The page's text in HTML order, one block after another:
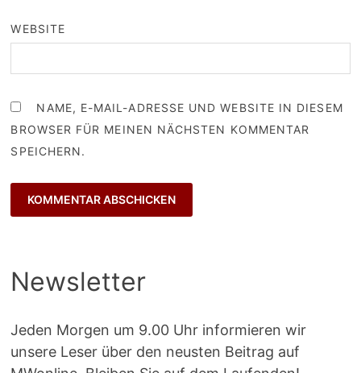
WEBSITE
NAME, E-MAIL-ADRESSE UND WEBSITE IN DIESEM
BROWSER FÜR MEINEN NÄCHSTEN KOMMENTAR
SPEICHERN.
Newsletter
Jeden Morgen um 9.00 Uhr informieren wir
unsere Leser über den neusten Beitrag auf